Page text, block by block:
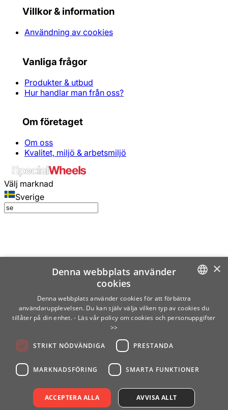
Villkor & information
Användning av cookies
Vanliga frågor
Produkter & utbud
Hur handlar man från oss?
Om företaget
Om oss
Kvalitet, miljö & arbetsmiljö
Välj marknad
Sverige
SWEDISH
×
Denna webbplats använder
cookies
Denna webbplats använder cookies för att förbättra
användarupplevelsen. Du kan själv välja vilken typ av cookies du
tillåter på din enhet. - Läs vår policy om cookies och personuppgifter
>>
STRIKT NÖDVÄNDIGA PRESTANDA
MARKNADSFÖRING SMARTA FUNKTIONER
ACCEPTERA ALLA AVVISA ALLT